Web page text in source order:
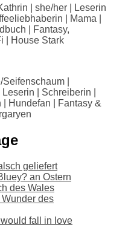
| she/her | Leserin
| Mama |
| Fantasy,
| House Stark
|
| Schreiberin |
| Hundefan | Fantasy &
geliefert
an Ostern
des Wales
des
fall in love